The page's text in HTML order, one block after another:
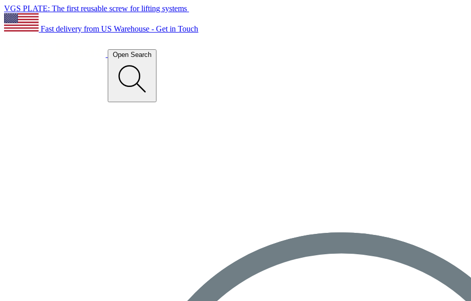
VGS PLATE: The first reusable screw for lifting systems
Fast delivery from US Warehouse - Get in Touch
Open Search